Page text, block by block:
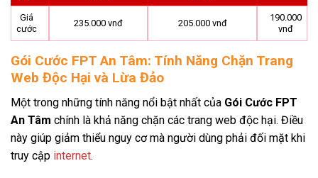
Giá
cước
235.000 vnđ 205.000 vnđ
190.000
vnđ
Gói Cước FPT An Tâm: Tính Năng Chặn Trang
Web Độc Hại và Lừa Đảo
Một trong những tính năng nổi bật nhất của Gói Cước FPT
An Tâm chính là khả năng chặn các trang web độc hại. Điều
này giúp giảm thiểu nguy cơ mà người dùng phải đối mặt khi
truy cập internet.